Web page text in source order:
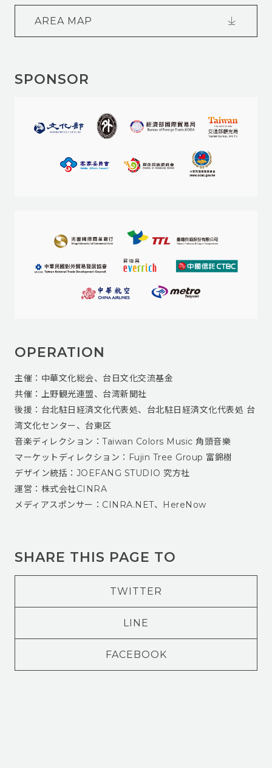
AREA MAP
SPONSOR
OPERATION
主催：中華文化総会、台日文化交流基金
共催：上野観光連盟、台湾新聞社
後援：台北駐日経済文化代表処、台北駐日経済文化代表処 台
湾文化センター、台東区
音楽ディレクション：Taiwan Colors Music 角頭音樂
マーケットディレクション：Fujin Tree Group 富錦樹
デザイン統括：JOEFANG STUDIO 究方社
運営：株式会社CINRA
メディアスポンサー：CINRA.NET、HereNow
SHARE THIS PAGE TO
TWITTER
LINE
FACEBOOK